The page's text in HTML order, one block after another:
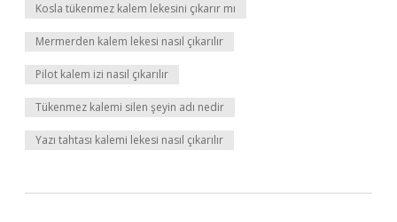
Kosla tükenmez kalem lekesini çıkarır mı
Mermerden kalem lekesi nasıl çıkarılır
Pilot kalem izi nasıl çıkarılır
Tükenmez kalemi silen şeyin adı nedir
Yazı tahtası kalemi lekesi nasıl çıkarılır